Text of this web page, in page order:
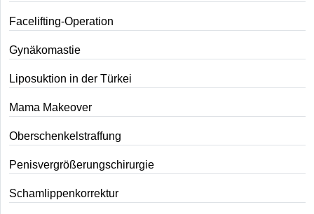
Facelifting-Operation
Gynäkomastie
Liposuktion in der Türkei
Mama Makeover
Oberschenkelstraffung
Penisvergrößerungschirurgie
Schamlippenkorrektur